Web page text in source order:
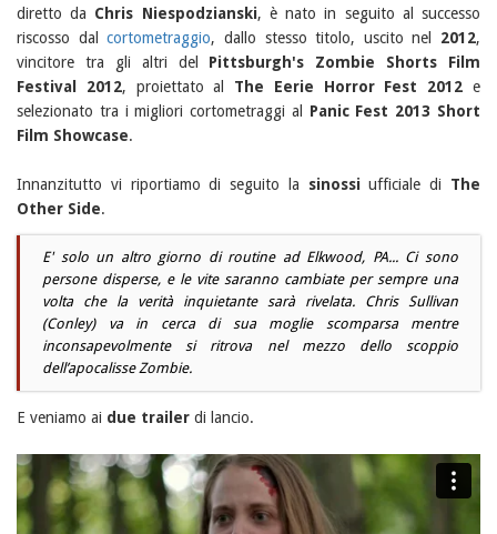
diretto da Chris Niespodzianski, è nato in seguito al successo
riscosso dalcortometraggio, dallo stesso titolo, uscito nel 2012,
vincitore tra gli altri del Pittsburgh's Zombie Shorts Film
Festival 2012, proiettato al The Eerie Horror Fest 2012 e
selezionato tra i migliori cortometraggi al Panic Fest 2013 Short
Film Showcase.
Innanzitutto vi riportiamo di seguito la sinossiufficiale di The
Other Side.
E' solo un altro giorno di routine ad Elkwood, PA... Ci sono
persone disperse, e le vite saranno cambiate per sempre una
volta che la verità inquietante sarà rivelata. Chris Sullivan
(Conley) va in cerca di sua moglie scomparsa mentre
inconsapevolmente si ritrova nel mezzo dello scoppio
dell’apocalisse Zombie.
E veniamo ai due trailer di lancio.